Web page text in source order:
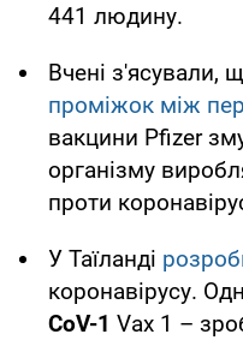
441 людину.
Вчені з'ясували,
проміжок між
вакцини Pfizer
організму
проти
У Таїланді
коронавірусу.
CoV-1 Vax 1 –